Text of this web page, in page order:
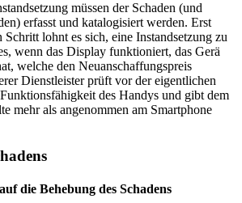
müssen der Schaden (und
erfasst und katalogisiert werden. Erst
lohnt es sich, eine Instandsetzung zu
wenn das Display funktioniert, das Gerä
welche den Neuanschaffungspreis
Dienstleister prüft vor der eigentlichen
des Handys und gibt dem
mehr als angenommen am Smartphone
die Behebung des Schadens